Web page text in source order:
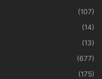
(107)
(14)
(13)
(677)
(175)